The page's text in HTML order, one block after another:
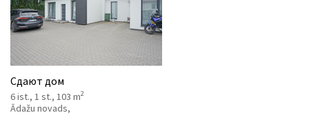
Сдают дом
6 ist., 1 st., 103 m2
Ādažu novads,